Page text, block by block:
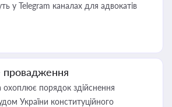
у Telegram каналах для адвокатів
провадження
охоплює порядок здійснення
України конституційного